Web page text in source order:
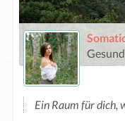
Ein Raum für dich,